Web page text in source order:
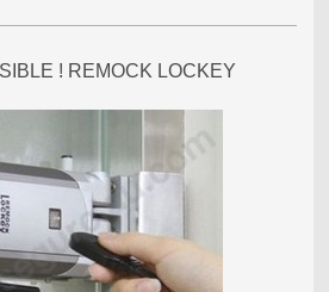
! REMOCK LOCKEY